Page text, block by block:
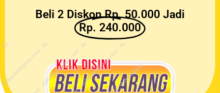
Beli 2 Diskon Rp. 50.000 Jadi
Rp. 240.000